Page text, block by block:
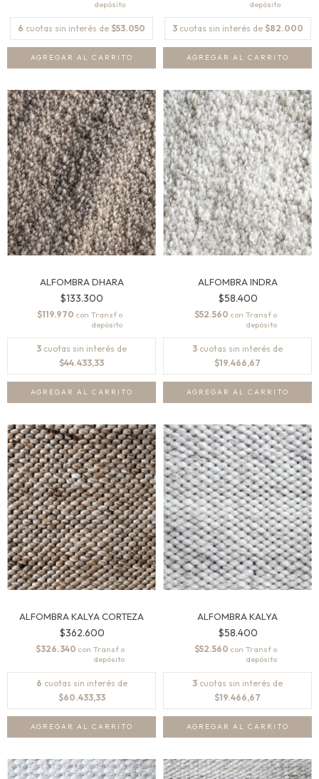
6 cuotas sin interés de $53.050 3 cuotas sin interés de $82.000
ALFOMBRA DHARA
$133.300
$119.970 con
3 cuotas sin interés de
$44.433,33
AGREGAR AL CARRITO
ALFOMBRA INDRA
$58.400
$52.560 con
3 cuotas sin interés de
$19.466,67
AGREGAR AL CARRITO
ALFOMBRA KALYA CORTEZA
$362.600
$326.340 con
6 cuotas sin interés de
$60.433,33
AGREGAR AL CARRITO
ALFOMBRA KALYA
$58.400
$52.560 con
3 cuotas sin interés de
$19.466,67
AGREGAR AL CARRITO